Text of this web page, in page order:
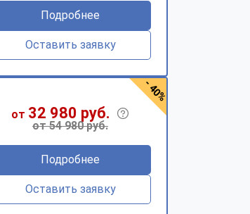
Подробнее
Оставить заявку
от 32 980 руб.
от 54 980 руб.
Подробнее
Оставить заявку
- 40%